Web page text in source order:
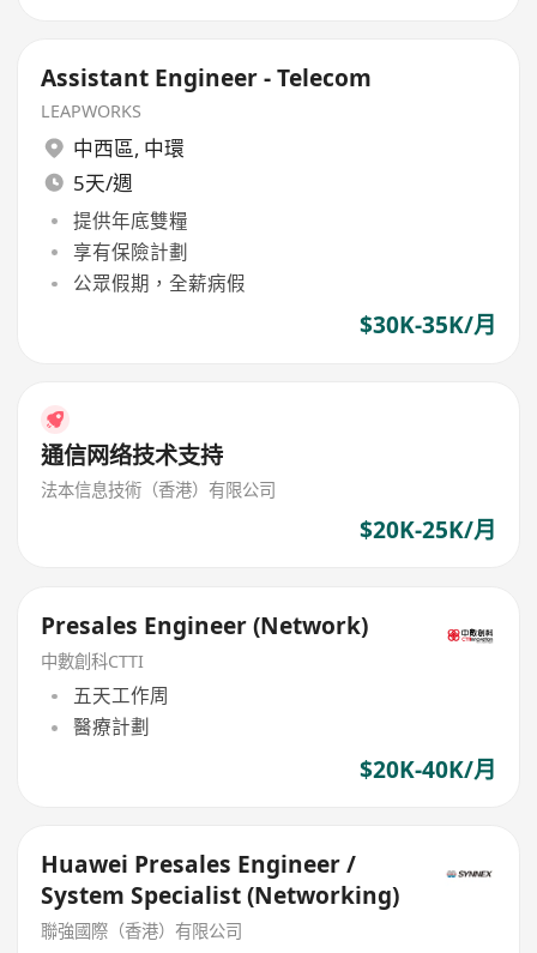
Assistant Engineer - Telecom
LEAPWORKS
中西區, 中環
5天/週
提供年底雙糧
享有保險計劃
公眾假期，全薪病假
$30K-35K/月
通信网络技术支持
法本信息技術（香港）有限公司
$20K-25K/月
Presales Engineer (Network)
中數創科CTTI
五天工作周
醫療計劃
$20K-40K/月
Huawei Presales Engineer /
System Specialist (Networking)
聯強國際（香港）有限公司